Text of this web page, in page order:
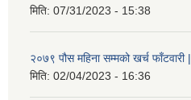
मिति: 07/31/2023 - 15:38
२०७९ पौस महिना सम्मको खर्च फाँटवारी |
मिति: 02/04/2023 - 16:36